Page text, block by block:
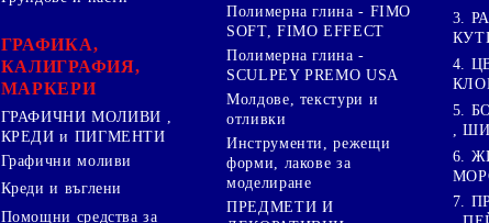
ГРАФИКА,
КАЛИГРАФИЯ,
МАРКЕРИ
ГРАФИЧНИ МОЛИВИ ,
КРЕДИ и ПИГМЕНТИ
Графични моливи
Креди и въглени
Помощни средства за
Полимерна глина - FIMO
SOFT, FIMO EFFECT
Полимерна глина -
SCULPEY PREMO USA
Молдове, текстури и
отливки
Инструменти, режещи
форми, лакове за
моделиране
ПРЕДМЕТИ И
3.
4.
5.
,
6.
7.